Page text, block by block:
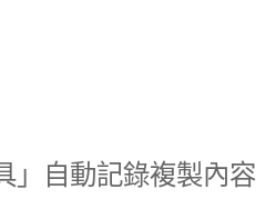
」自動記錄複製內容